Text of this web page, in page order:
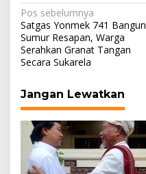
Navigasi
pos
Pos sebelumnya
Satgas Yonmek 741 Bangun
Sumur Resapan, Warga
Serahkan Granat Tangan
Secara Sukarela
Jangan Lewatkan